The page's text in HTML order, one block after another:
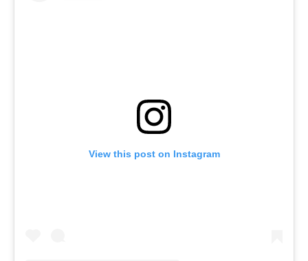
View this post on Instagram